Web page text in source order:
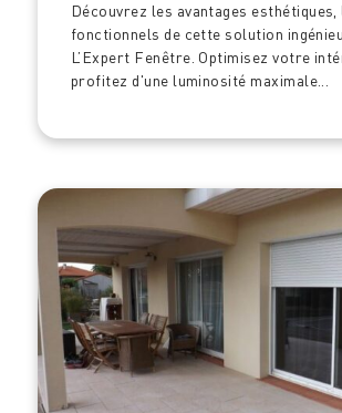
Découvrez les avantages
fonctionnels de cette solution
L’Expert Fenêtre. Optimisez votre
profitez d'une luminosité maximale...